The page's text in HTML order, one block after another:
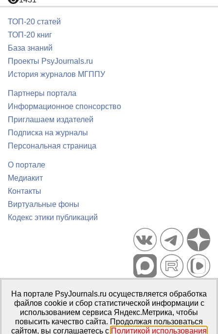
ТОП-20 статей
ТОП-20 книг
База знаний
Проекты PsyJournals.ru
История журналов МГППУ
Партнеры портала
Информационное спонсорство
Приглашаем издателей
Подписка на журналы
Персональная страница
О портале
Медиакит
Контакты
Виртуальные фоны
Кодекс этики публикаций
Портал психологических изданий PsyJournals.ru, 2007–2026
Правила использования материалов
Свидетельство регистрации СМИЭл № ФС77-66447 от 14 июля
2016 г.
Издатель: ФГБОУ ВО МГППУ
На портале PsyJournals.ru осуществляется обработка
файлов cookie и сбор статистической информации с
использованием сервиса Яндекс.Метрика, чтобы
повысить качество сайта. Продолжая пользоваться
сайтом, вы соглашаетесь с Политикой использования